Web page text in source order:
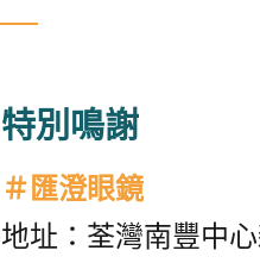
特別鳴謝
＃匯澄眼鏡
地址：荃灣南豐中